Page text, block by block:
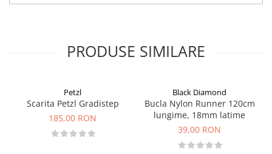
PRODUSE SIMILARE
Petzl
Scarita Petzl Gradistep
185,00 RON
Black Diamond
Bucla Nylon Runner 120cm
lungime, 18mm latime
39,00 RON